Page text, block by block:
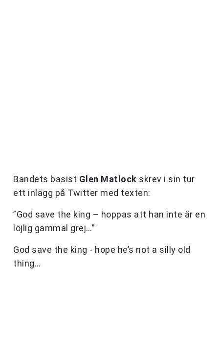
Bandets basist Glen Matlock skrev i sin tur
ett inlägg på Twitter med texten:
”God save the king – hoppas att han inte är en
löjlig gammal grej…”
God save the king - hope he’s not a silly old
thing…